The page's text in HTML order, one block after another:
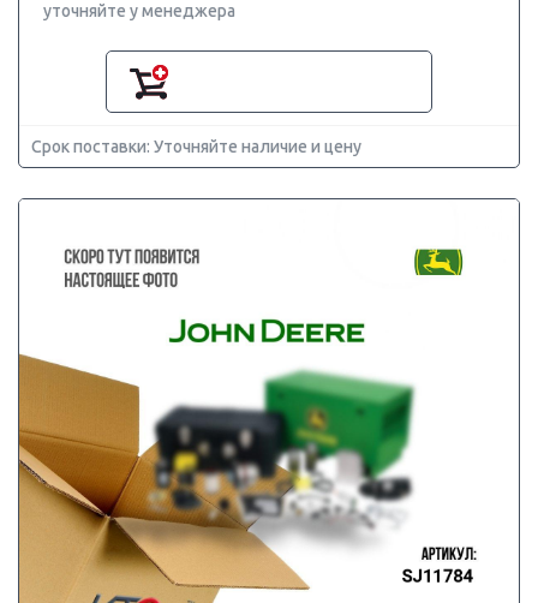
уточняйте у менеджера
Срок поставки: Уточняйте наличие и цену